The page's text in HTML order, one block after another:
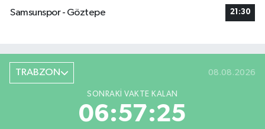
Samsunspor - Göztepe
21:30
TRABZON 08.08.2026
SONRAKI VAKTE KALAN
06:57:25